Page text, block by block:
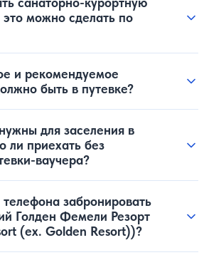
это можно сделать по
и рекомендуемое
быть в путевке?
для заселения в
ли приехать без
ваучера?
забронировать
Голден Фемели Резорт
(ex. Golden Resort))?